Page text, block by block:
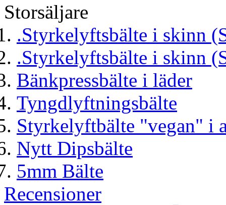
Storsäljare
.Styrkelyftsbälte i skinn
.Styrkelyftsbälte i skinn
Bänkpressbälte i läder
Tyngdlyftningsbälte
Styrkelyftbälte "vegan" i
Nytt Dipsbälte
5mm Bälte
Recensioner